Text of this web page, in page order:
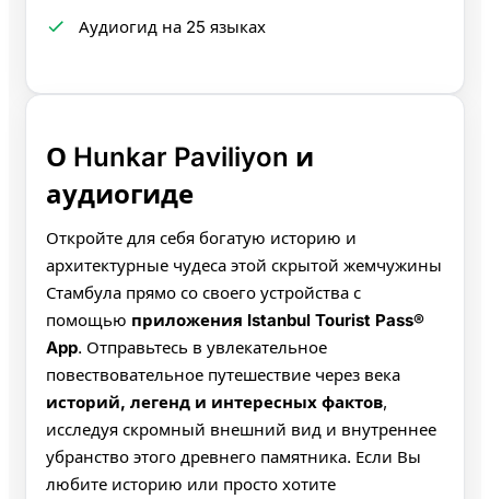
Аудиогид на 25 языках
О Hunkar Paviliyon и
аудиогиде
Откройте для себя богатую историю и
архитектурные чудеса этой скрытой жемчужины
Стамбула прямо со своего устройства с
помощью приложения Istanbul Tourist Pass®
App. Отправьтесь в увлекательное
повествовательное путешествие через века
историй, легенд и интересных фактов,
исследуя скромный внешний вид и внутреннее
убранство этого древнего памятника. Если Вы
любите историю или просто хотите